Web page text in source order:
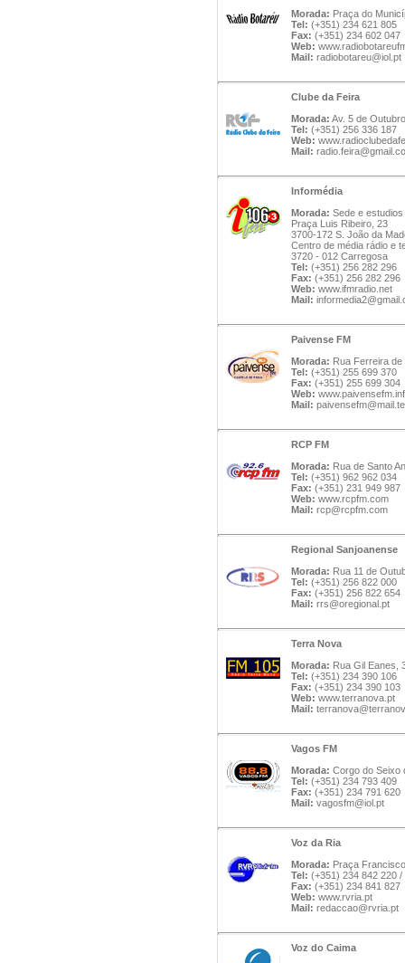
Morada: Praça do
Tel: (+351) 234 621 805
Fax: (+351) 234 602 047
Web:
Mail: radiobotareu@iol.pt
Clube da Feira
Morada: Av. 5 de
Tel: (+351) 256 336 187
Web:
Mail:
Informédia
Morada: Sede e
Praça Luis Ribeiro, 23
3700-172 S. João da
Centro de média rádio e
3720 - 012 Carregosa
Tel: (+351) 256 282 296
Fax: (+351) 256 282 296
Web: www.ifmradio.net
Mail:
Paivense FM
Morada: Rua Ferreira de
Tel: (+351) 255 699 370
Fax: (+351) 255 699 304
Web:
Mail:
RCP FM
Morada: Rua de Santo
Tel: (+351) 962 962 034
Fax: (+351) 231 949 987
Web: www.rcpfm.com
Mail: rcp@rcpfm.com
Regional Sanjoanense
Morada: Rua 11 de
Tel: (+351) 256 822 000
Fax: (+351) 256 822 654
Mail: rrs@oregional.pt
Terra Nova
Morada: Rua Gil Eanes,
Tel: (+351) 234 390 106
Fax: (+351) 234 390 103
Web: www.terranova.pt
Mail:
Vagos FM
Morada: Corgo do Seixo
Tel: (+351) 234 793 409
Fax: (+351) 234 791 620
Mail: vagosfm@iol.pt
Voz da Ria
Morada: Praça
Tel: (+351) 234 842 220
Fax: (+351) 234 841 827
Web: www.rvria.pt
Mail: redaccao@rvria.pt
Voz do Caima